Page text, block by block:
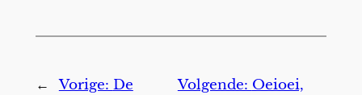
← Vorige: De
Volgende: Oeioei,